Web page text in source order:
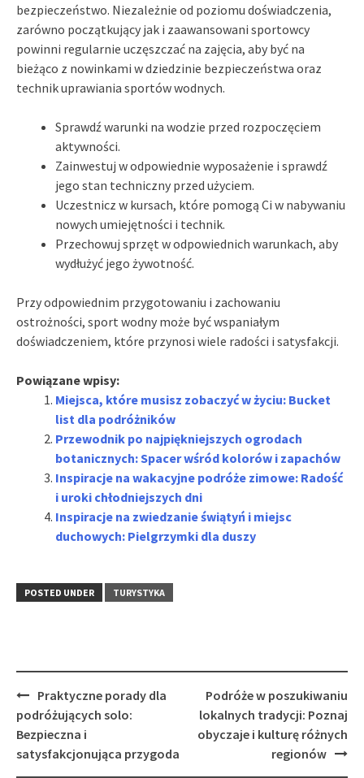
bezpieczeństwo. Niezależnie od poziomu doświadczenia,
zarówno początkujący jak i zaawansowani sportowcy
powinni regularnie uczęszczać na zajęcia, aby być na
bieżąco z nowinkami w dziedzinie bezpieczeństwa oraz
technik uprawiania sportów wodnych.
Sprawdź warunki na wodzie przed rozpoczęciem
aktywności.
Zainwestuj w odpowiednie wyposażenie i sprawdź
jego stan techniczny przed użyciem.
Uczestnicz w kursach, które pomogą Ci w nabywaniu
nowych umiejętności i technik.
Przechowuj sprzęt w odpowiednich warunkach, aby
wydłużyć jego żywotność.
Przy odpowiednim przygotowaniu i zachowaniu
ostrożności, sport wodny może być wspaniałym
doświadczeniem, które przynosi wiele radości i satysfakcji.
Powiązane wpisy:
Miejsca, które musisz zobaczyć w życiu: Bucket
list dla podróżników
Przewodnik po najpiękniejszych ogrodach
botanicznych: Spacer wśród kolorów i zapachów
Inspiracje na wakacyjne podróże zimowe: Radość
i uroki chłodniejszych dni
Inspiracje na zwiedzanie świątyń i miejsc
duchowych: Pielgrzymki dla duszy
POSTED UNDER TURYSTYKA
Post
navigation
Praktyczne porady dla
podróżujących solo:
Bezpieczna i
satysfakcjonująca przygoda
Podróże w poszukiwaniu
lokalnych tradycji: Poznaj
obyczaje i kulturę różnych
regionów